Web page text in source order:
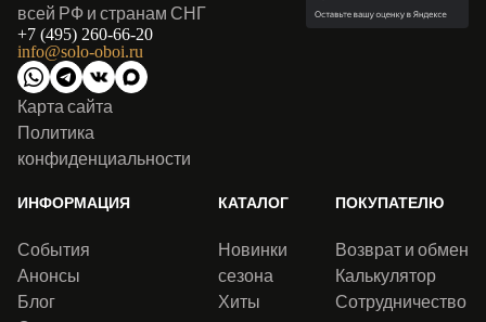
всей РФ и странам СНГ
+7 (495) 260-66-20
info@solo-oboi.ru
Карта сайта
Политика
конфиденциальности
ИНФОРМАЦИЯ
События
Анонсы
Блог
КАТАЛОГ
Новинки
сезона
Хиты
ПОКУПАТЕЛЮ
Возврат и обмен
Калькулятор
Сотрудничество